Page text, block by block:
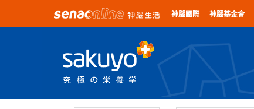
神腦國際 神腦基金會